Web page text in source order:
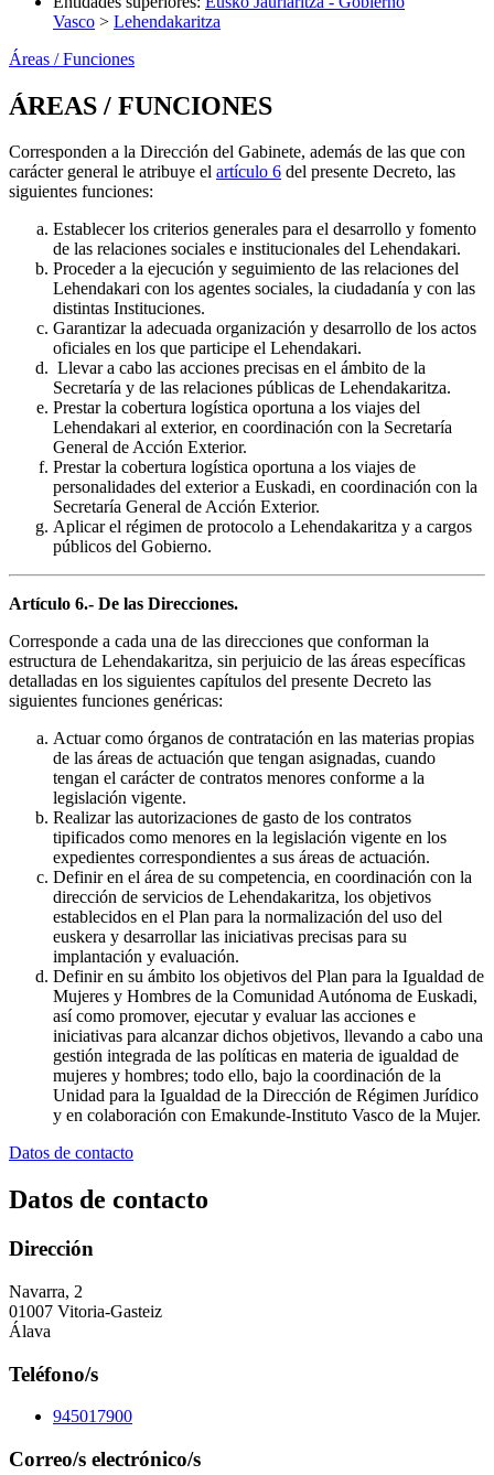
Vasco > Lehendakaritza
Áreas / Funciones
ÁREAS / FUNCIONES
Corresponden a la Dirección del Gabinete, además de las que con
carácter general le atribuye el artículo 6 del presente Decreto, las
siguientes funciones:
Establecer los criterios generales para el desarrollo y fomento
de las relaciones sociales e institucionales del Lehendakari.
Proceder a la ejecución y seguimiento de las relaciones del
Lehendakari con los agentes sociales, la ciudadanía y con las
distintas Instituciones.
Garantizar la adecuada organización y desarrollo de los actos
oficiales en los que participe el Lehendakari.
Llevar a cabo las acciones precisas en el ámbito de la
Secretaría y de las relaciones públicas de Lehendakaritza.
Prestar la cobertura logística oportuna a los viajes del
Lehendakari al exterior, en coordinación con la Secretaría
General de Acción Exterior.
Prestar la cobertura logística oportuna a los viajes de
personalidades del exterior a Euskadi, en coordinación con la
Secretaría General de Acción Exterior.
Aplicar el régimen de protocolo a Lehendakaritza y a cargos
públicos del Gobierno.
Artículo 6.- De las Direcciones.
Corresponde a cada una de las direcciones que conforman la
estructura de Lehendakaritza, sin perjuicio de las áreas específicas
detalladas en los siguientes capítulos del presente Decreto las
siguientes funciones genéricas:
Actuar como órganos de contratación en las materias propias
de las áreas de actuación que tengan asignadas, cuando
tengan el carácter de contratos menores conforme a la
legislación vigente.
Realizar las autorizaciones de gasto de los contratos
tipificados como menores en la legislación vigente en los
expedientes correspondientes a sus áreas de actuación.
Definir en el área de su competencia, en coordinación con la
dirección de servicios de Lehendakaritza, los objetivos
establecidos en el Plan para la normalización del uso del
euskera y desarrollar las iniciativas precisas para su
implantación y evaluación.
Definir en su ámbito los objetivos del Plan para la Igualdad de
Mujeres y Hombres de la Comunidad Autónoma de Euskadi,
así como promover, ejecutar y evaluar las acciones e
iniciativas para alcanzar dichos objetivos, llevando a cabo una
gestión integrada de las políticas en materia de igualdad de
mujeres y hombres; todo ello, bajo la coordinación de la
Unidad para la Igualdad de la Dirección de Régimen Jurídico
y en colaboración con Emakunde-Instituto Vasco de la Mujer.
Datos de contacto
Datos de contacto
Dirección
Navarra, 2
01007 Vitoria-Gasteiz
Álava
Teléfono/s
945017900
Correo/s electrónico/s